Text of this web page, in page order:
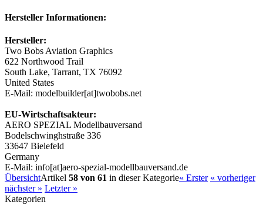
Hersteller Informationen:
Hersteller:
Two Bobs Aviation Graphics
622 Northwood Trail
South Lake, Tarrant, TX 76092
United States
E-Mail: modelbuilder[at]twobobs.net
EU-Wirtschaftsakteur:
AERO SPEZIAL Modellbauversand
Bodelschwinghstraße 336
33647 Bielefeld
Germany
E-Mail: info[at]aero-spezial-modellbauversand.de
ÜbersichtArtikel 58 von 61 in dieser Kategorie« Erster « vorheriger
nächster » Letzter »
Kategorien